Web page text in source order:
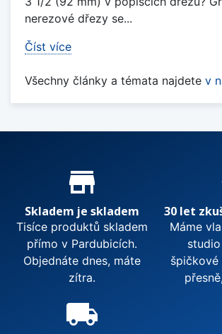
nerezové dřezy se...
Číst více
Všechny články a témata najdete v
Proč nakupovat u nás?
store_mall_directory
Skladem je skladem
Tisíce produktů skladem
přímo v Pardubicích.
Objednáte dnes, máte
zítra.
30 let
Máme
špičkové
local_shipping